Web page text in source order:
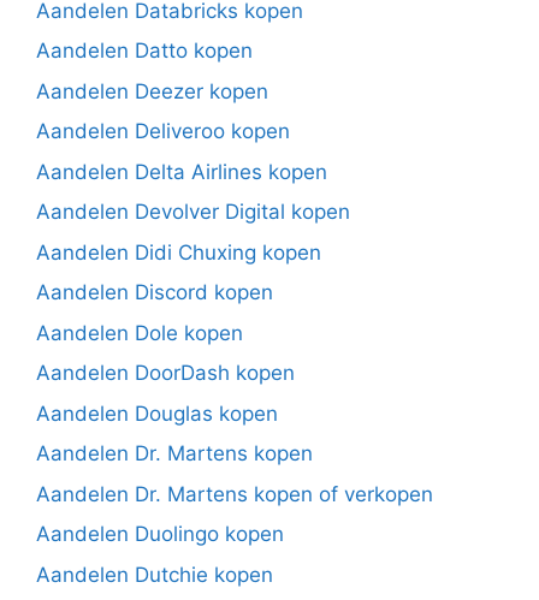
Aandelen Databricks kopen
Aandelen Datto kopen
Aandelen Deezer kopen
Aandelen Deliveroo kopen
Aandelen Delta Airlines kopen
Aandelen Devolver Digital kopen
Aandelen Didi Chuxing kopen
Aandelen Discord kopen
Aandelen Dole kopen
Aandelen DoorDash kopen
Aandelen Douglas kopen
Aandelen Dr. Martens kopen
Aandelen Dr. Martens kopen of verkopen
Aandelen Duolingo kopen
Aandelen Dutchie kopen